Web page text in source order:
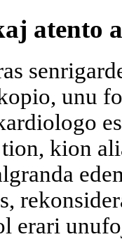
atento
unu
kion
erari